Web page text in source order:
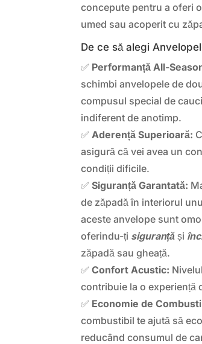
concepute pentru a oferi
umed sau acoperit cu
De ce să alegi
✅ Performanță All-
schimbi anvelopele de
compusul special de
indiferent de anotimp.
✅ Aderență Superioară:
asigură că vei avea un
condiții dificile.
✅Siguranță Garantată:
de zăpadă în interiorul
aceste anvelope sunt
oferindu-ți siguranță și
zăpadă sau gheață.
✅Confort Acustic:
contribuie la o experiență
✅ Economie de
combustibil te ajută să
reducând consumul de